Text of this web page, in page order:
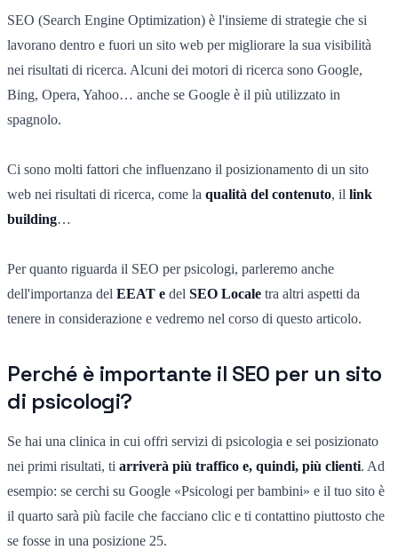
SEO (Search Engine Optimization) è l'insieme di strategie che si
lavorano dentro e fuori un sito web per migliorare la sua visibilità
nei risultati di ricerca. Alcuni dei motori di ricerca sono Google,
Bing, Opera, Yahoo… anche se Google è il più utilizzato in
spagnolo.
Ci sono molti fattori che influenzano il posizionamento di un sito
web nei risultati di ricerca, come la qualità del contenuto, il link
building…
Per quanto riguarda il SEO per psicologi, parleremo anche
dell'importanza del EEAT e del SEO Locale tra altri aspetti da
tenere in considerazione e vedremo nel corso di questo articolo.
Perché è importante il SEO per un sito
di psicologi?
Se hai una clinica in cui offri servizi di psicologia e sei posizionato
nei primi risultati, ti arriverà più traffico e, quindi, più clienti. Ad
esempio: se cerchi su Google «Psicologi per bambini» e il tuo sito è
il quarto sarà più facile che facciano clic e ti contattino piuttosto che
se fosse in una posizione 25.